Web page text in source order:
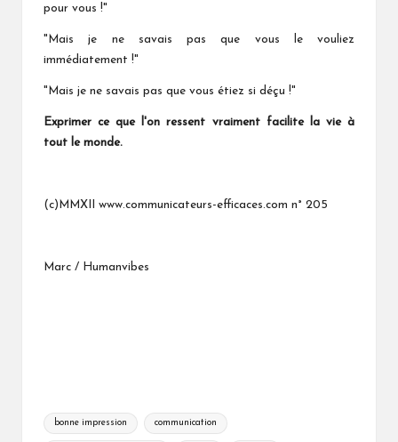
pour vous !"
"Mais je ne savais pas que vous le vouliez
immédiatement !"
"Mais je ne savais pas que vous étiez si déçu !"
Exprimer ce que l'on ressent vraiment facilite la vie à
tout lemonde.
(c)MMXII www.communicateurs-efficaces.com n° 205
Marc / Humanvibes
Tags:
bonne impression communication